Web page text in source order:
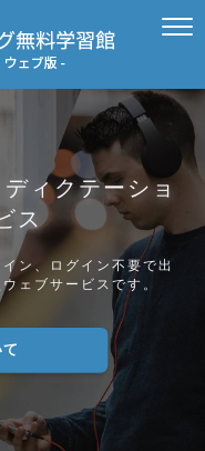
ィクテーショ
ス
ン、ログイン不要で出
ェブサービスです。